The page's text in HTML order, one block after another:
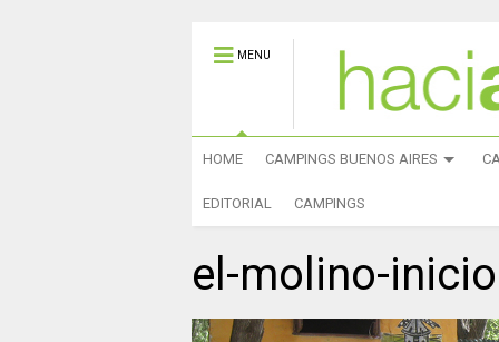
MENU
HOME CAMPINGS BUENOS AIRES
EDITORIAL CAMPINGS
el-molino-inicio